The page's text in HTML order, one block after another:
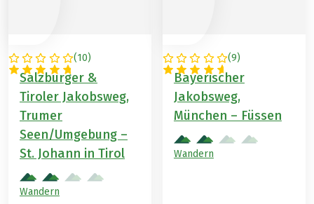
(10)
ÖSTERREICH
Salzburger &
Tiroler Jakobsweg,
Trumer
Seen/Umgebung –
St. Johann in Tirol
Wandern
(9)
DEUTSCHLAND
Bayerischer
Jakobsweg,
München – Füssen
Wandern